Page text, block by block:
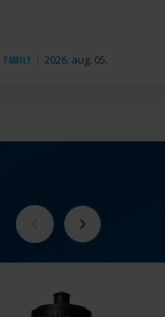
Family 2026. aug. 05.